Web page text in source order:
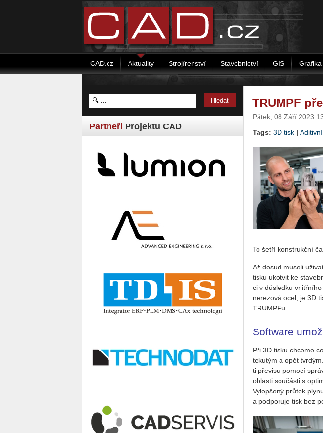
CAD.cz Aktuality Strojírenství Stavebnictví GIS Grafika
Partneři Projektu CAD
TRUMPF
Pátek, 08 Září 2023
Tags: 3D tisk |
To šetří kon­strukč­ní
Až dosud mu­se­li
tisku ukot­vit ke
ci v dů­sled­ku
ne­re­zo­vá ocel, je 3D
TRUM­P­Fu.
Software
Při 3D tisku chce­me
te­ku­tým a opět
ti pře­vi­su po­mo­cí
ob­las­ti sou­čás­ti s
Vy­lep­še­ný prů­tok
a pod­po­ru­je tisk bez